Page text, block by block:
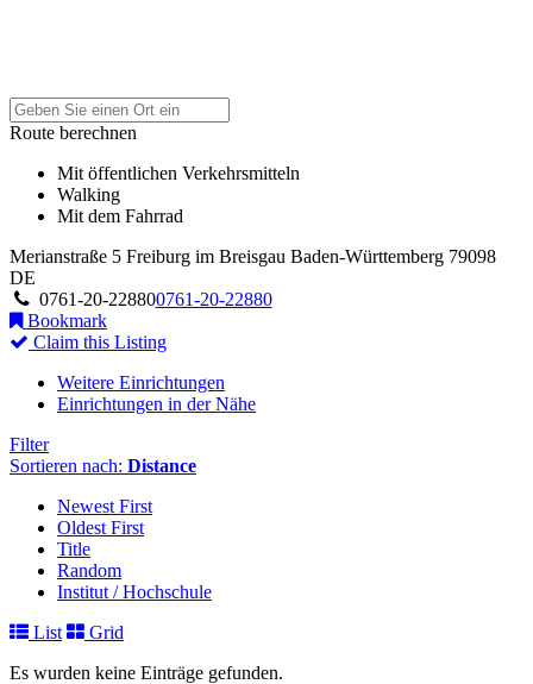
Route berechnen
Mit öffentlichen Verkehrsmitteln
Walking
Mit dem Fahrrad
Merianstraße 5 Freiburg im Breisgau Baden-Württemberg 79098
DE
0761-20-228800761-20-22880
Bookmark
Claim this Listing
Weitere Einrichtungen
Einrichtungen in der Nähe
Filter
Sortieren nach: Distance
Newest First
Oldest First
Title
Random
Institut / Hochschule
List
Grid
Es wurden keine Einträge gefunden.